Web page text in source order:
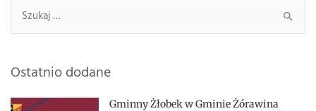
Szukaj:
Ostatnio dodane
Gminny Żłobek w Gminie Żórawina